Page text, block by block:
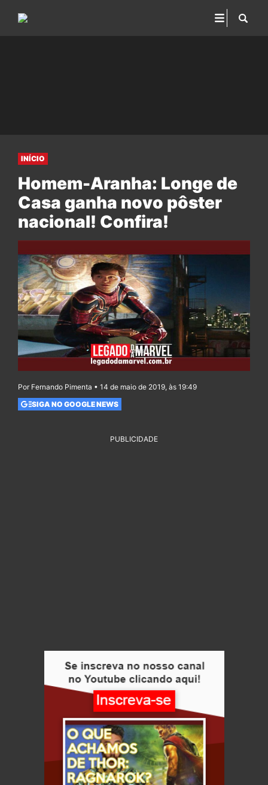
INÍCIO
Homem-Aranha: Longe de
Casa ganha novo pôster
nacional! Confira!
Por Fernando Pimenta • 14 de maio de 2019, às 19:49
SIGA NO GOOGLE NEWS
PUBLICIDADE